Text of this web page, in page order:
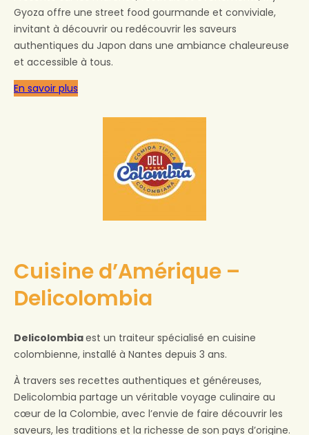
Gyoza offre une street food gourmande et conviviale,
invitant à découvrir ou redécouvrir les saveurs
authentiques du Japon dans une ambiance chaleureuse
et accessible à tous.
En savoir plus
Cuisine d’Amérique –
Delicolombia
Delicolombiaest un traiteur spécialisé en cuisine
colombienne, installé à Nantes depuis 3 ans.
À travers ses recettes authentiques et généreuses,
Delicolombia partage un véritable voyage culinaire au
cœur de la Colombie, avec l’envie de faire découvrir les
saveurs, les traditions et la richesse de son pays d’origine.